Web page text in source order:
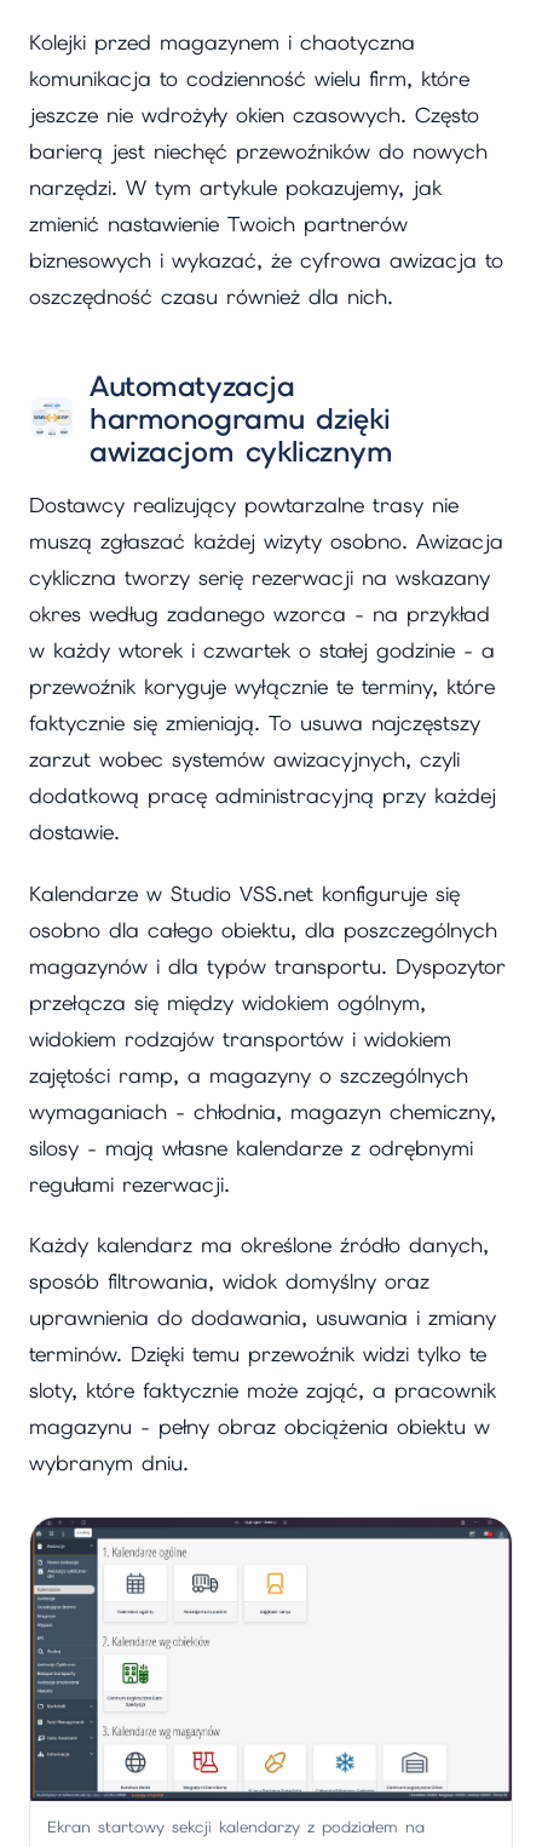
Kolejki przed magazynem i chaotyczna
komunikacja to codzienność wielu firm, które
jeszcze nie wdrożyły okien czasowych. Często
barierą jest niechęć przewoźników do nowych
narzędzi. W tym artykule pokazujemy, jak
zmienić nastawienie Twoich partnerów
biznesowych i wykazać, że cyfrowa awizacja to
oszczędność czasu również dla nich.
Automatyzacja
harmonogramu dzięki
awizacjom cyklicznym
Dostawcy realizujący powtarzalne trasy nie
muszą zgłaszać każdej wizyty osobno. Awizacja
cykliczna tworzy serię rezerwacji na wskazany
okres według zadanego wzorca - na przykład
w każdy wtorek i czwartek o stałej godzinie - a
przewoźnik koryguje wyłącznie te terminy, które
faktycznie się zmieniają. To usuwa najczęstszy
zarzut wobec systemów awizacyjnych, czyli
dodatkową pracę administracyjną przy każdej
dostawie.
Kalendarze w Studio VSS.net konfiguruje się
osobno dla całego obiektu, dla poszczególnych
magazynów i dla typów transportu. Dyspozytor
przełącza się między widokiem ogólnym,
widokiem rodzajów transportów i widokiem
zajętości ramp, a magazyny o szczególnych
wymaganiach - chłodnia, magazyn chemiczny,
silosy - mają własne kalendarze z odrębnymi
regułami rezerwacji.
Każdy kalendarz ma określone źródło danych,
sposób filtrowania, widok domyślny oraz
uprawnienia do dodawania, usuwania i zmiany
terminów. Dzięki temu przewoźnik widzi tylko te
sloty, które faktycznie może zająć, a pracownik
magazynu - pełny obraz obciążenia obiektu w
wybranym dniu.
Ekran startowy sekcji kalendarzy z podziałem na